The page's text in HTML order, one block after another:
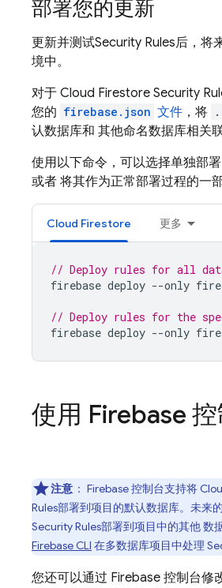
部署您的更新
更新并测试Security Rules后，将
境中。
对于 Cloud Firestore Security
您的 firebase.json 文件 ，将
认数据库和 其他命名数据库相关联
使用以下命令，可以选择单独部署
或者 将其作为正常部署过程的一
Cloud Firestore 更多
// Deploy rules for all
firebase deploy --only
// Deploy rules for the
firebase deploy --only
使用 Firebase
注意 ： Firebase控制台支持将
Rules部署到项目的默认数据库。未来
Security Rules部署到项目中的其他 数
Firebase CLI 在多数据库项目中处理
您还可以通过 Firebase 控制台修